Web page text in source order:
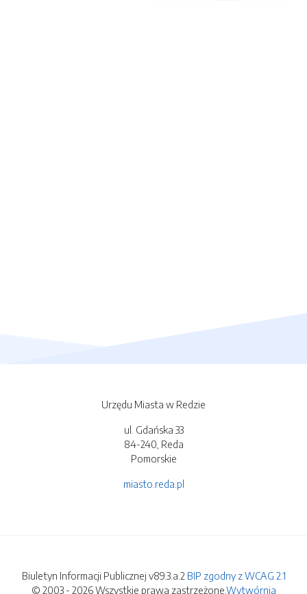
Urzędu Miasta w Redzie
ul. Gdańska 33
84-240, Reda
Pomorskie
miasto.reda.pl
Biuletyn Informacji Publicznej v89.3.a.2 BIP zgodny z WCAG 2.1
© 2003 - 2026 Wszystkie prawa zastrzeżone.Wytwórnia